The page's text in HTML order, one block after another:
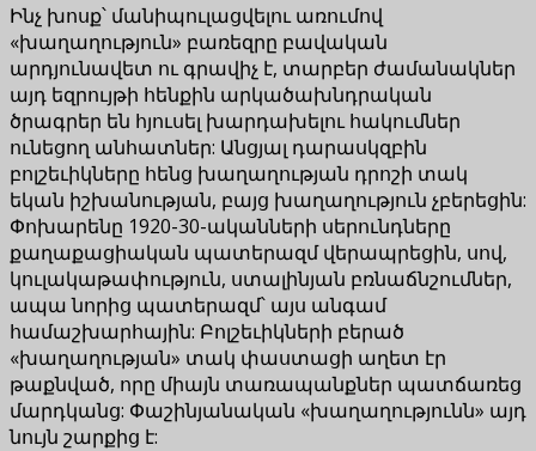
Ինչ խոսք՝ մանիպուլացվելու առումով
«խաղաղություն» բառեզրը բավական
արդյունավետ ու գրավիչ է, տարբեր ժամանակներ
այդ եզրույթի հենքին արկածախնդրական
ծրագրեր են հյուսել խարդախելու հակումներ
ունեցող անհատներ: Անցյալ դարասկզբին
բոլշեւիկները հենց խաղաղության դրոշի տակ
եկան իշխանության, բայց խաղաղություն չբերեցին:
Փոխարենը 1920-30-ականների սերունդները
քաղաքացիական պատերազմ վերապրեցին, սով,
կուլակաթափություն, ստալինյան բռնաճնշումներ,
ապա նորից պատերազմ՝ այս անգամ
համաշխարհային: Բոլշեւիկների բերած
«խաղաղության» տակ փաստացի աղետ էր
թաքնված, որը միայն տառապանքներ պատճառեց
մարդկանց: Փաշինյանական «խաղաղությունն» այդ
նույն շարքից է: